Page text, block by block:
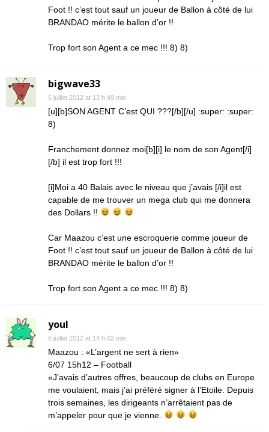
Foot !! c’est tout sauf un joueur de Ballon à côté de lui
BRANDAO mérite le ballon d’or !!
Trop fort son Agent a ce mec !!! 8) 8)
bigwave33
6 juillet 2012 at 13 h 49 min
[u][b]SON AGENT C’est QUI ???[/b][/u] :super: :super:
8)
Franchement donnez moi[b][i] le nom de son Agent[/i]
[/b] il est trop fort !!!
[i]Moi a 40 Balais avec le niveau que j’avais [/i]il est
capable de me trouver un mega club qui me donnera
des Dollars !!
Car Maazou c’est une escroquerie comme joueur de
Foot !! c’est tout sauf un joueur de Ballon à côté de lui
BRANDAO mérite le ballon d’or !!
Trop fort son Agent a ce mec !!! 8) 8)
youl
6 juillet 2012 at 14 h 02 min
Maazou : «L’argent ne sert à rien»
6/07 15h12 – Football
«J’avais d’autres offres, beaucoup de clubs en Europe
me voulaient, mais j’ai préféré signer à l’Etoile. Depuis
trois semaines, les dirigeants n’arrêtaient pas de
m’appeler pour que je vienne.